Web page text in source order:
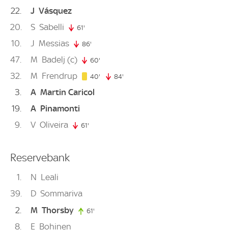
22 J Vásquez
20
S Sabelli 61'
10 J Messias 86'
47 M Badelj (c) 60'
32 M Frendrup 40' 40. minute
84'
3 A Martin Caricol
19
A Pinamonti
9
V Oliveira 61'
Reservebank
1 N Leali
39
D Sommariva
2
M Thorsby 61'
8 E Bohinen